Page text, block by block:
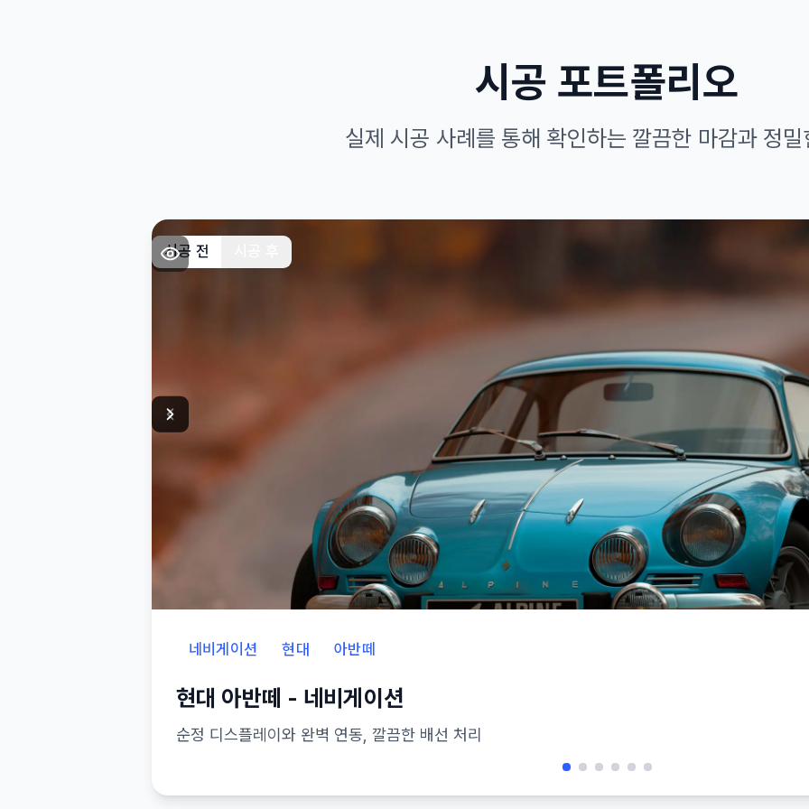
시공 포트폴리오
실제 시공 사례를 통해 확인하는 깔끔한 마감과 정
시공 전
네비게이션 현대 아반떼
현대 아반떼 - 네비게이션
순정 디스플레이와 완벽 연동, 깔끔한 배선 처리